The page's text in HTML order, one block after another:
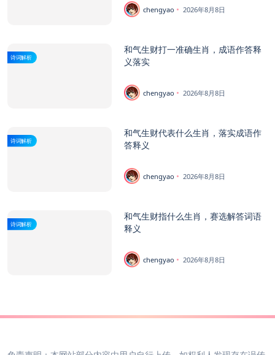
chengyao 2026年8月8日
诗词解析
和气生财打一准确生肖，成语作答释
义落实
chengyao 2026年8月8日
诗词解析
和气生财代表什么生肖，落实成语作
答释义
chengyao 2026年8月8日
诗词解析
和气生财指什么生肖，赛选解答词语
释义
chengyao 2026年8月8日